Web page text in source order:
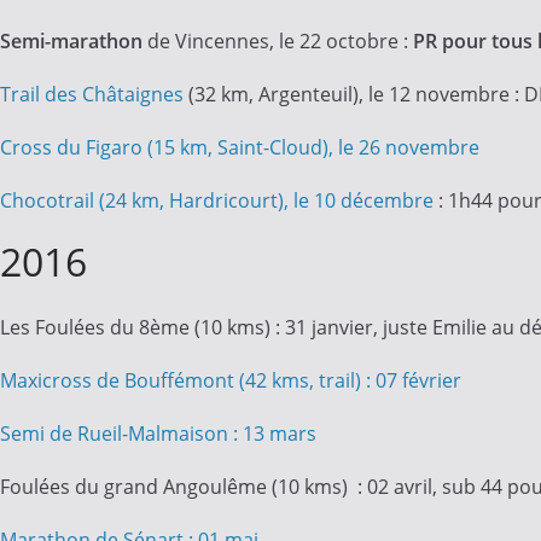
Semi-marathon de Vincennes, le 22 octobre : PR pour tous
Trail des Châtaignes (32 km, Argenteuil), le 12 novembre :
Cross du Figaro (15 km, Saint-Cloud), le 26 novembre
Chocotrail (24 km, Hardricourt), le 10 décembre : 1h44
2016
Les Foulées du 8ème (10 kms) : 31 janvier, juste Emilie au
Maxicross de Bouffémont (42 kms, trail) : 07 février
Semi de Rueil-Malmaison : 13 mars
Foulées du grand Angoulême (10 kms) : 02 avril, sub 44